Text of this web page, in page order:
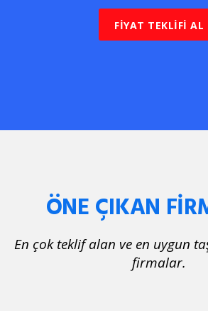
FİYAT TEKLİFİ AL
ÖNE ÇIKAN
En çok teklif alan ve en uygun
firmalar.